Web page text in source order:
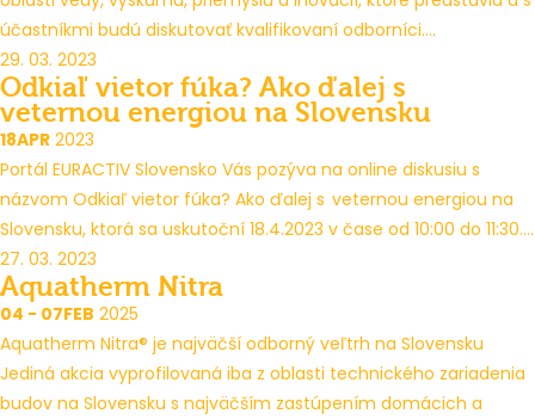
účastníkmi budú diskutovať kvalifikovaní odborníci....
29. 03. 2023
Odkiaľ vietor fúka? Ako ďalej s
veternou energiou na Slovensku
18APR 2023
Portál EURACTIV Slovensko Vás pozýva na online diskusiu s
názvom Odkiaľ vietor fúka? Ako ďalej s veternou energiou na
Slovensku, ktorá sa uskutoční 18.4.2023 v čase od 10:00 do 11:30....
27. 03. 2023
Aquatherm Nitra
04 - 07FEB 2025
Aquatherm Nitra® je najväčší odborný veľtrh na Slovensku
Jediná akcia vyprofilovaná iba z oblasti technického zariadenia
budov na Slovensku s najväčším zastúpením domácich a